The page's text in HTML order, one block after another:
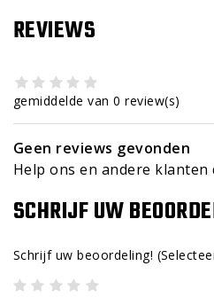
REVIEWS
gemiddelde van 0 review(s)
Geen reviews gevonden
Help ons en andere
SCHRIJF UW
Schrijf uw beoordeling!